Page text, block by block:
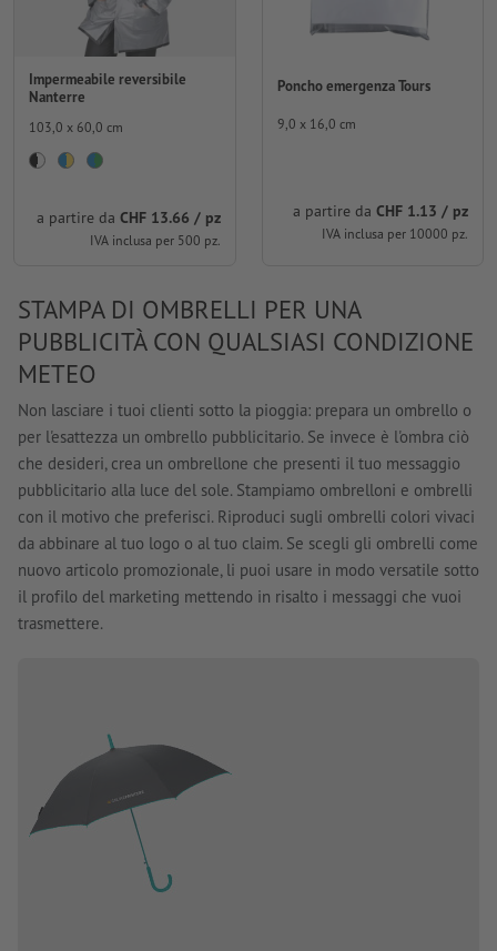
Impermeabile reversibile
Nanterre
103,0 x 60,0 cm
a partire da CHF 13.66 / pz
IVA inclusa per 500 pz.
Poncho emergenza Tours
9,0 x 16,0 cm
a partire da CHF 1.13 / pz
IVA inclusa per 10000 pz.
STAMPA DI OMBRELLI PER UNA
PUBBLICITÀ CON QUALSIASI CONDIZIONE
METEO
Non lasciare i tuoi clienti sotto la pioggia: prepara un ombrello o
per l'esattezza un ombrello pubblicitario. Se invece è l'ombra ciò
che desideri, crea un ombrellone che presenti il tuo messaggio
pubblicitario alla luce del sole. Stampiamo ombrelloni e ombrelli
con il motivo che preferisci. Riproduci sugli ombrelli colori vivaci
da abbinare al tuo logo o al tuo claim. Se scegli gli ombrelli come
nuovo articolo promozionale, li puoi usare in modo versatile sotto
il profilo del marketing mettendo in risalto i messaggi che vuoi
trasmettere.